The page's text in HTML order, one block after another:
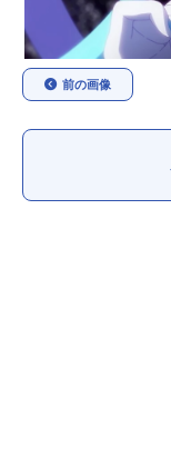
春アニメ
秋アニメ
男性声優/女性声優一覧
前の画像